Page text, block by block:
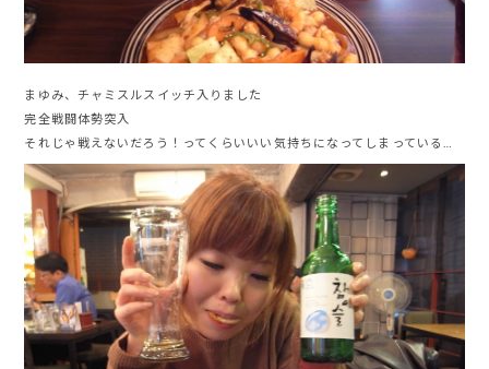
まゆみ、チャミスルスイッチ入りました
完全戦闘体勢突入
それじゃ戦えないだろう！ってくらいいい気持ちになってしまっている…